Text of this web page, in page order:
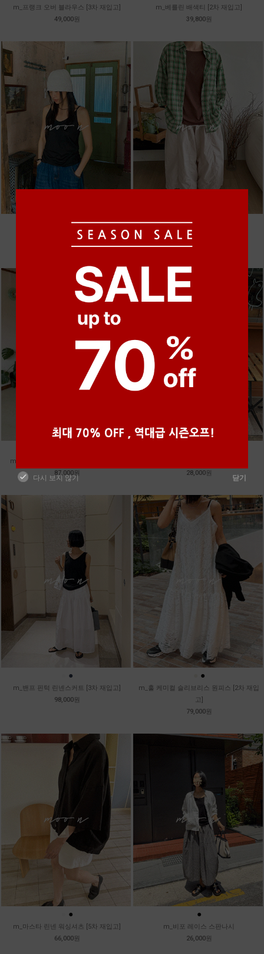
m_프랭크 오버 블라우스 [3차 재입고]
49,000원
m_베를린 배색티 [2차 재입고]
39,800원
● ●
m_프시케 린넨 나시 [7차 재입고]
19,000원
m_비휴 체크 박시셔츠
52,000원
m_헤세드 스티치 데님팬츠 [4차 재입고]
87,000원
28,000원
●
m_밴프 핀턱 린넨스커트 [3차 재입고]
98,000원
●
m_훌 케미컬 슬리브리스 원피스 [2차 재입
고]
79,000원
●
m_마스타 린넨 워싱셔츠 [5차 재입고]
66,000원
●
m_비포 레이스 스판나시
26,000원
다시 보지 않기 닫기